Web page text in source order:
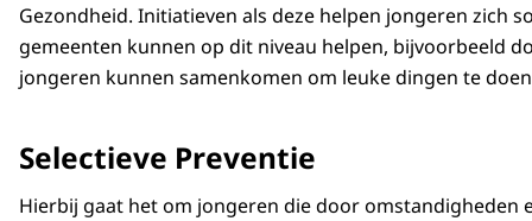
Gezondheid. Initiatieven als deze helpen jongeren zich
gemeenten kunnen op dit niveau helpen, bijvoorbeeld
jongeren kunnen samenkomen om leuke dingen te
Selectieve Preventie
Hierbij gaat het om jongeren die door omstandigheden